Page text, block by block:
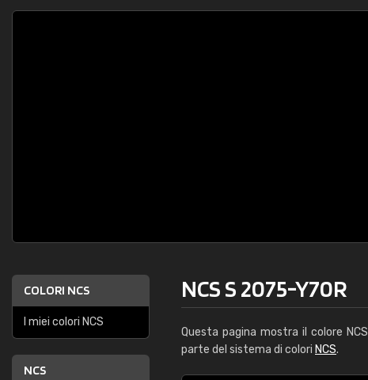
COLORI NCS
I miei colori NCS
NCS
NCS S 2075-Y70R
Questa pagina mostra il colore NCS
parte del sistema di colori NCS.